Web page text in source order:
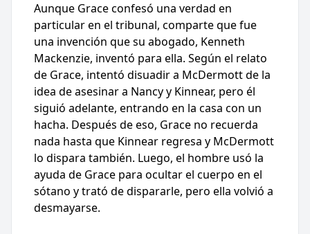
Aunque Grace confesó una verdad en
particular en el tribunal, comparte que fue
una invención que su abogado, Kenneth
Mackenzie, inventó para ella. Según el relato
de Grace, intentó disuadir a McDermott de la
idea de asesinar a Nancy y Kinnear, pero él
siguió adelante, entrando en la casa con un
hacha. Después de eso, Grace no recuerda
nada hasta que Kinnear regresa y McDermott
lo dispara también. Luego, el hombre usó la
ayuda de Grace para ocultar el cuerpo en el
sótano y trató de dispararle, pero ella volvió a
desmayarse.